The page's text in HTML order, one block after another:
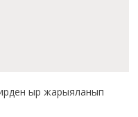
ыр жарыяланып